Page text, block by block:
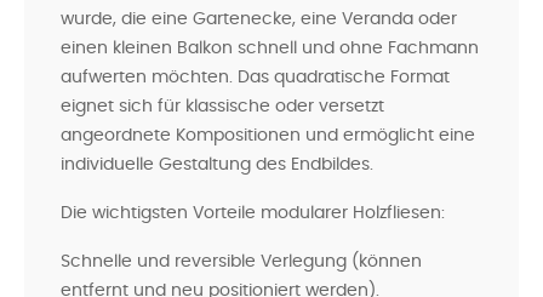
wurde, die eine Gartenecke, eine Veranda oder
einen kleinen Balkon schnell und ohne Fachmann
aufwerten möchten. Das quadratische Format
eignet sich für klassische oder versetzt
angeordnete Kompositionen und ermöglicht eine
individuelle Gestaltung des Endbildes.
Die wichtigsten Vorteile modularer Holzfliesen:
Schnelle und reversible Verlegung (können
entfernt und neu positioniert werden).